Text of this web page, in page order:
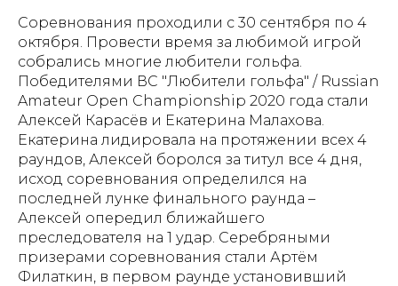
Соревнования проходили с 30 сентября по 4
октября. Провести время за любимой игрой
собрались многие любители гольфа.
Победителями ВС "Любители гольфа" / Russian
Amateur Open Championship 2020 года стали
Алексей Карасёв и Екатерина Малахова.
Екатерина лидировала на протяжении всех 4
раундов, Алексей боролся за титул все 4 дня,
исход соревнования определился на
последней лунке финального раунда –
Алексей опередил ближайшего
преследователя на 1 удар. Серебряными
призерами соревнования стали Артём
Филаткин, в первом раунде установивший